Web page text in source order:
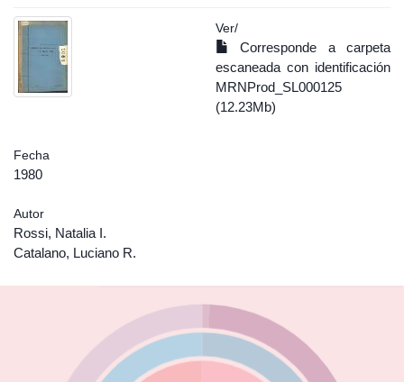
Ver/
Corresponde a carpeta
escaneada con identificación
MRNProd_SL000125
(12.23Mb)
Fecha
1980
Autor
Rossi, Natalia I.
Catalano, Luciano R.